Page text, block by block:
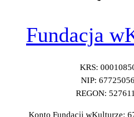
Fundacja
KRS:
NIP:
REGON:
Konto Fundacji wKulturze: